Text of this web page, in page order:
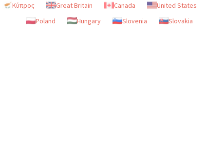
Κύπρος Great Britain Canada United States
Poland
Hungary Slovenia Slovakia